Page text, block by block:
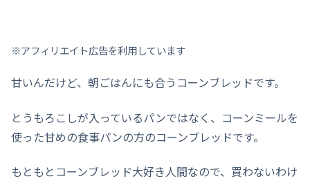
※アフィリエイト広告を利用しています
甘いんだけど、朝ごはんにも合うコーンブレッドです。
とうもろこしが入っているパンではなく、コーンミールを
使った甘めの食事パンの方のコーンブレッドです。
もともとコーンブレッド大好き人間なので、買わないわけ